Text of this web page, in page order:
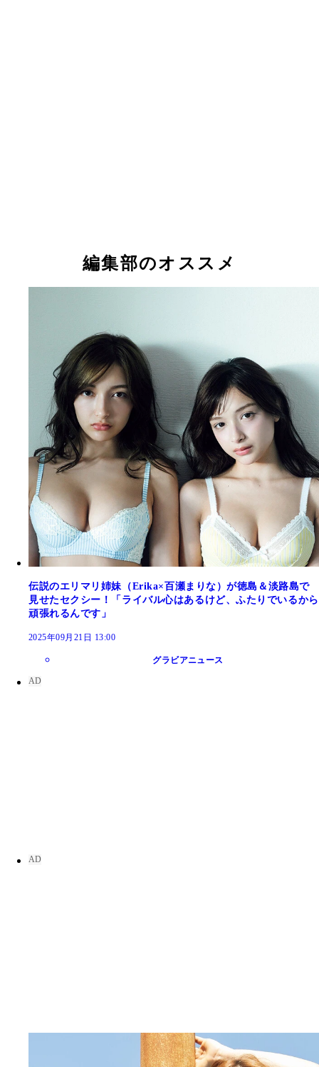
編集部のオススメ
伝説のエリマリ姉妹（Erika×百瀬まりな）が徳島＆淡路島で
見せたセクシー！「ライバル心はあるけど、ふたりでいるから
頑張れるんです」
2025年09月21日 13:00
グラビアニュース